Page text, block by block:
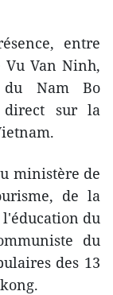
entre
Van Ninh,
Nam Bo
direct sur la
ministère de
de la
du
du
des 13